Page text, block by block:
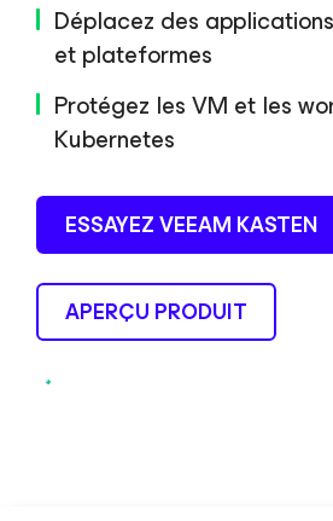
Déplacez des
et plateformes
Protégez les VM et les
Kubernetes
ESSAYEZ VEEAM KASTEN
APERÇU PRODUIT